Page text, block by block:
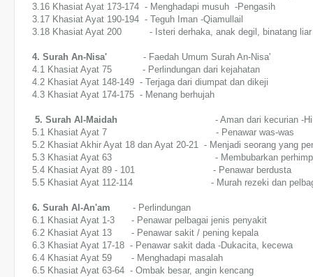
3.16 Khasiat Ayat 173-174 - Menghadapi musuh -Pengasih
3.17 Khasiat Ayat 190-194 - Teguh Iman -Qiamullail
3.18 Khasiat Ayat 200 - Isteri derhaka, anak degil, binatang liar
4. Surah An-Nisa' - Faedah Umum Surah An-Nisa'
4.1 Khasiat Ayat 75 - Perlindungan dari kejahatan
4.2 Khasiat Ayat 148-149 - Terjaga dari diumpat dan dikeji
4.3 Khasiat Ayat 174-175 - Menang berhujah
5. Surah Al-Maidah - Aman dari kecurian -Hilang
5.1 Khasiat Ayat 7 - Penawar was-was
5.2 Khasiat Akhir Ayat 18 dan Ayat 20-21 - Menjadi seorang yang
5.3 Khasiat Ayat 63 - Membubarkan
5.4 Khasiat Ayat 89 - 101 - Penawar berdusta
5.5 Khasiat Ayat 112-114 - Murah rezeki dan
6. Surah Al-An'am - Perlindungan
6.1 Khasiat Ayat 1-3 - Penawar pelbagai jenis penyakit
6.2 Khasiat Ayat 13 - Penawar sakit / pening kepala
6.3 Khasiat Ayat 17-18 - Penawar sakit dada -Dukacita, kecewa
6.4 Khasiat Ayat 59 - Menghadapi masalah
6.5 Khasiat Ayat 63-64 - Ombak besar, angin kencang